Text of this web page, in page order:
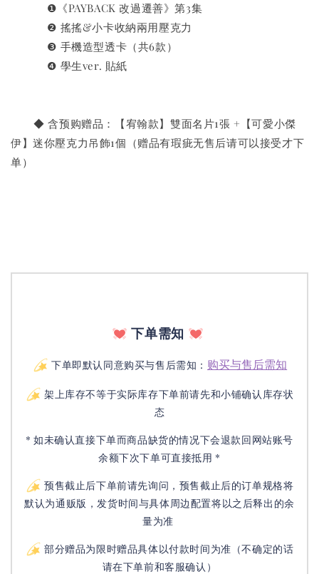
❶《PAYBACK 改過遷善》第3集
❷ 搖搖&小卡收納兩用壓克力
❸ 手機造型透卡（共6款）
❹ 學生ver. 貼紙
◆ 含预购赠品：【宥翰款】雙面名片1張 +【可愛小傑
伊】迷你壓克力吊飾1個 （赠品有瑕疵无售后请可以接受才下
单）
下单需知
下单即默认同意购买与售后需知： 购买与售后需知
架上库存不等于实际库存下单前请先和小铺确认库存状
态
* 如未确认直接下单而商品缺货的情况下会退款回网站账号
余额下次下单可直接抵用 *
预售截止后下单前请先询问，预售截止后的订单规格将
默认为通贩版，发货时间与具体周边配置将以之后释出的余
量为准
部分赠品为限时赠品具体以付款时间为准（不确定的话
请在下单前和客服确认）